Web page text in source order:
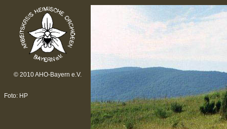
© 2010 AHO-Bayern e.V.
Foto: HP